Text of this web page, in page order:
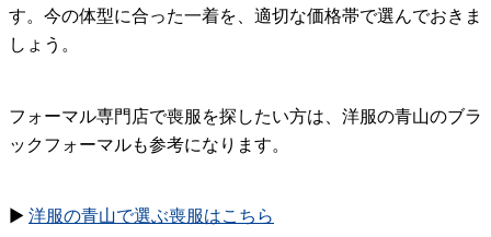
す。今の体型に合った一着を、適切な価格帯で選んでおきま
しょう。
フォーマル専門店で喪服を探したい方は、洋服の青山のブラ
ックフォーマルも参考になります。
▶ 洋服の青山で選ぶ喪服はこちら